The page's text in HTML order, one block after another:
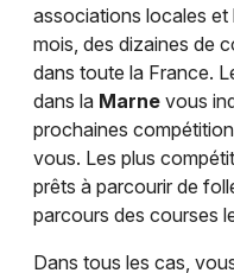
associations locales et
mois, des dizaines de
dans toute la France.
dans la Marne vous
prochaines
vous. Les plus
prêts à parcourir de
parcours des courses
Dans tous les cas,